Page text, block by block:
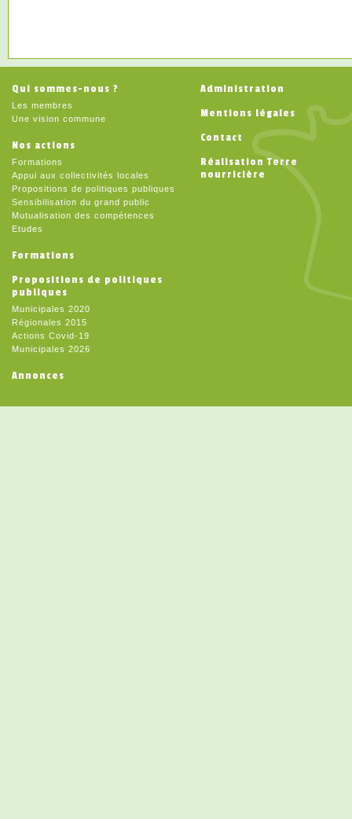
Qui sommes-nous ?
Les membres
Une vision commune
Nos actions
Formations
Appui aux collectivités locales
Propositions de politiques publiques
Sensibilisation du grand public
Mutualisation des compétences
Etudes
Formations
Propositions de politiques
publiques
Municipales 2020
Régionales 2015
Actions Covid-19
Municipales 2026
Annonces
Administration
Mentions légales
Contact
Réalisation Terre
nourricière